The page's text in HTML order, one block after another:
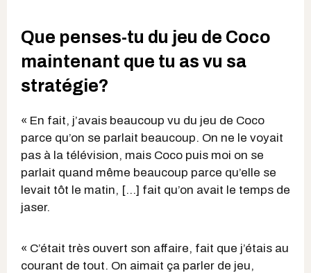
Que penses-tu du jeu de Coco
maintenant que tu as vu sa
stratégie?
« En fait, j’avais beaucoup vu du jeu de Coco
parce qu’on se parlait beaucoup. On ne le voyait
pas à la télévision, mais Coco puis moi on se
parlait quand même beaucoup parce qu’elle se
levait tôt le matin, [...] fait qu’on avait le temps de
jaser.
« C’était très ouvert son affaire, fait que j’étais au
courant de tout. On aimait ça parler de jeu,